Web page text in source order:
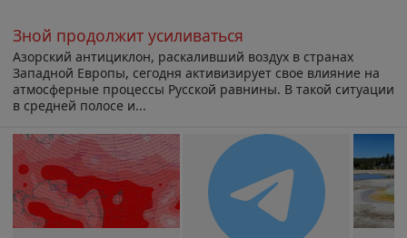
Зной продолжит усиливаться
Азорский антициклон, раскаливший воздух в странах
Западной Европы, сегодня активизирует свое влияние на
атмосферные процессы Русской равнины. В такой ситуации
в средней полосе и...